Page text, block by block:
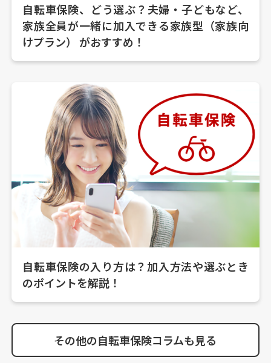
自転車保険、どう選ぶ？夫婦・子どもなど、
家族全員が一緒に加入できる家族型（家族向
けプラン） がおすすめ！
自転車保険の入り方は？加入方法や選ぶとき
のポイントを解説！
その他の自転車保険コラムも見る